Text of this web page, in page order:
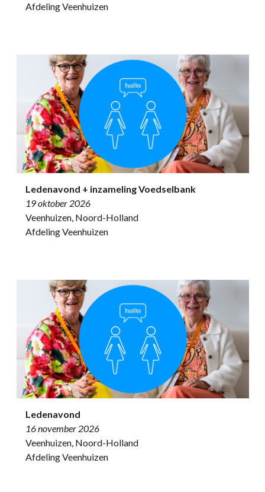
Afdeling Veenhuizen
Ledenavond + inzameling Voedselbank
19 oktober 2026
Veenhuizen, Noord-Holland
Afdeling Veenhuizen
Ledenavond
16 november 2026
Veenhuizen, Noord-Holland
Afdeling Veenhuizen